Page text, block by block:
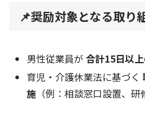
📌奨励対象となる取り
男性従業員が合計15日以
育児・介護休業法に基づく
施 （例：相談窓口設置、研